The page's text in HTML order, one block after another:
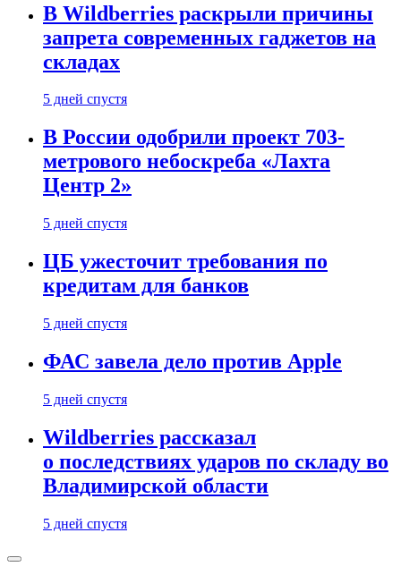
В Wildberries раскрыли причины
запрета современных гаджетов на
складах
5 дней спустя
В России одобрили проект 703-
метрового небоскреба «Лахта
Центр 2»
5 дней спустя
ЦБ ужесточит требования по
кредитам для банков
5 дней спустя
ФАС завела дело против Apple
5 дней спустя
Wildberries рассказал
о последствиях ударов по складу во
Владимирской области
5 дней спустя